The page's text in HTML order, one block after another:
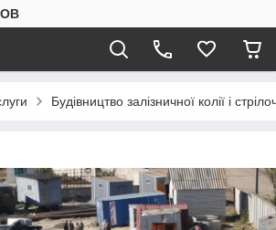
Будівництво залізничної колії і